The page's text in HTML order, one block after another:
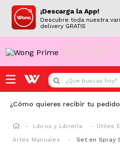
¡Descarga la App!
Descubre toda nuestra
delivery GRATIS
¡Aún no eres Wong
DESPACHO GRATIS
supermercado
¿Que buscas hoy?
¿Cómo quieres recibir tu
Libros y Librería
Útiles
Artes Manuales
Set en Spray